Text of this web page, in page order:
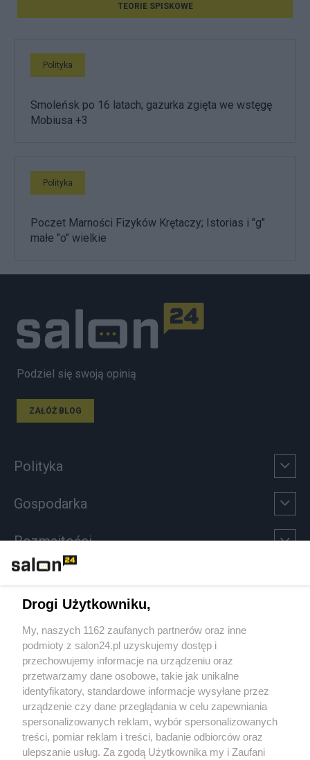
TEORIE SPISKOWE
Polityka
Smoleńsk po 16 latach; gazurka zgięta we wstęgę
Mobiusa +3
Polityka
Poczet Marności Fizyków Krętaczy; Istorias i "g"
małe "o" wielkie
Podziel się swoją opinią
ZAŁÓŻ BLOG
Polityka
Gospodarka
Rozmaitości
Sport
Społeczeństwo
Kultura
X Facebook Instagram Youtube
Drogi Użytkowniku,
My, naszych 1162 zaufanych partnerów oraz inne
podmioty z salon24.pl uzyskujemy dostęp i
przechowujemy informacje na urządzeniu oraz
przetwarzamy dane osobowe, takie jak unikalne
identyfikatory, standardowe informacje wysyłane przez
urządzenie czy dane przeglądania w celu zapewniania
spersonalizowanych reklam, wybór spersonalizowanych
treści, pomiar reklam i treści, badanie odbiorców oraz
ulepszanie usług. Za zgodą Użytkownika my i Zaufani